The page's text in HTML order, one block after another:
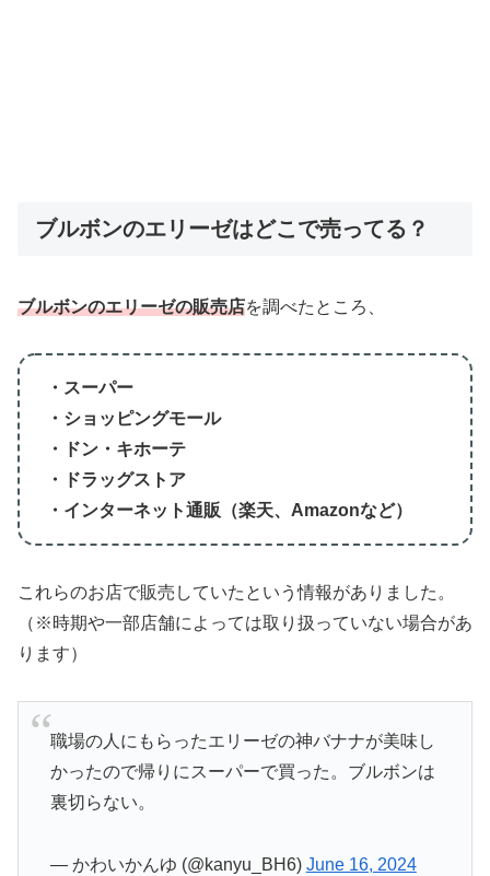
ブルボンのエリーゼはどこで売ってる？
ブルボンのエリーゼの販売店を調べたところ、
・スーパー
・ショッピングモール
・ドン・キホーテ
・ドラッグストア
・インターネット通販（楽天、Amazonなど）
これらのお店で販売していたという情報がありました。
（※時期や一部店舗によっては取り扱っていない場合があ
ります）
職場の人にもらったエリーゼの神バナナが美味し
かったので帰りにスーパーで買った。ブルボンは
裏切らない。
— かわいかんゆ (@kanyu_BH6) June 16, 2024